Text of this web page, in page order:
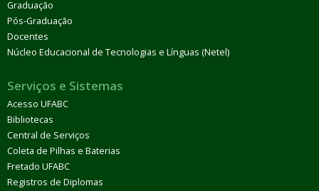
Graduação
Pós-Graduação
Docentes
Núcleo Educacional de Tecnologias e Línguas (Netel)
Serviços e Sistemas
Acesso UFABC
Bibliotecas
Central de Serviços
Coleta de Pilhas e Baterias
Fretado UFABC
Registros de Diplomas